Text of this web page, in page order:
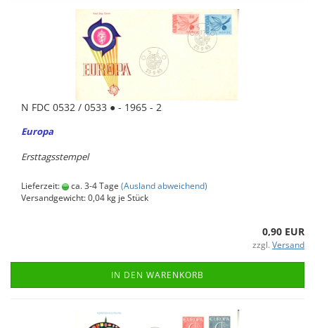
N FDC 0532 / 0533 ● - 1965 - 2
Eu­ro­pa
Erst­tags­stem­pel
Lieferzeit: ca. 3-4 Tage (Ausland abweichend)
Versandgewicht:0,04 kg je Stück
0,90 EUR
zzgl. Versand
IN DEN WARENKORB